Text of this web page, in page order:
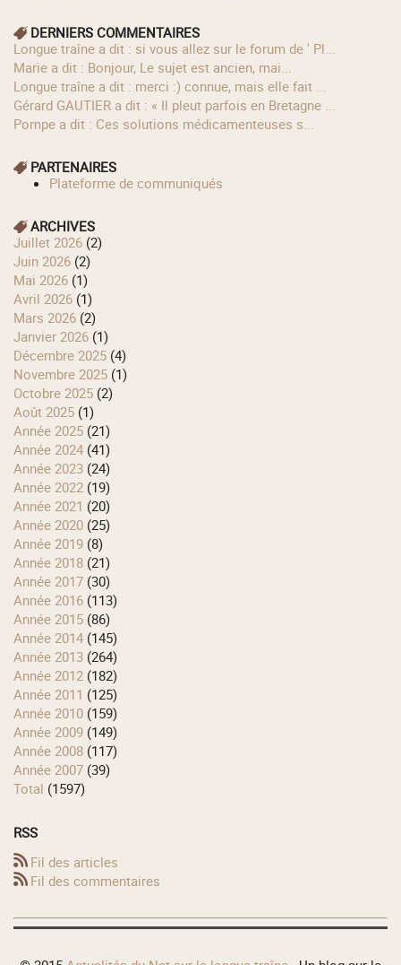
DERNIERS COMMENTAIRES
longue traîne a dit : si vous allez sur le forum de ' Pl...
Marie a dit : Bonjour, Le sujet est ancien, mai...
longue traîne a dit : merci :) connue, mais elle fait ...
Gérard GAUTIER a dit : « Il pleut parfois en Bretagne ...
Pompe a dit : Ces solutions médicamenteuses s...
PARTENAIRES
Plateforme de communiqués
ARCHIVES
juillet 2026 (2)
juin 2026 (2)
mai 2026 (1)
avril 2026 (1)
mars 2026 (2)
janvier 2026 (1)
décembre 2025 (4)
novembre 2025 (1)
octobre 2025 (2)
août 2025 (1)
année 2025 (21)
année 2024 (41)
année 2023 (24)
année 2022 (19)
année 2021 (20)
année 2020 (25)
année 2019 (8)
année 2018 (21)
année 2017 (30)
année 2016 (113)
année 2015 (86)
année 2014 (145)
année 2013 (264)
année 2012 (182)
année 2011 (125)
année 2010 (159)
année 2009 (149)
année 2008 (117)
année 2007 (39)
total (1597)
RSS
Fil des articles
Fil des commentaires